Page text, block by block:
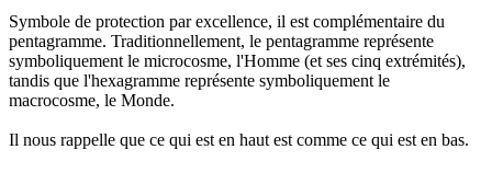
Symbole de protection par excellence, il est complémentaire du
pentagramme. Traditionnellement, le pentagramme représente
symboliquement le microcosme, l'Homme (et ses cinq extrémités),
tandis que l'hexagramme représente symboliquement le
macrocosme, le Monde.
Il nous rappelle que ce qui est en haut est comme ce qui est en bas.